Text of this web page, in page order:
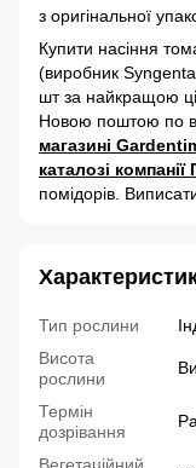
з оригінальної
Купити насіння
(виробник
шт за найкращою
Новою поштою по
магазині
каталозі
помідорів.
Тип рослини
Висота
рослини
Термін
дозрівання